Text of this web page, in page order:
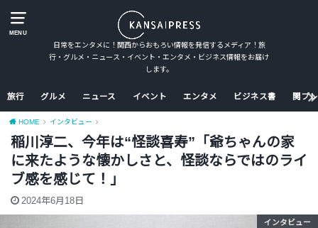
MENU
日常をエンタメに！関西からおもろい情報を発信するメディア！旅
行・グルメ・ニュース・イベント・エンタメ・ビジネス情報をお届け
します。
旅行 グルメ ニュース イベント エンタメ ビジネス書 関プ
HOME インタビュー
稲川淳二、今年は“怪談喜寿”「爺ちゃんの家
に来たような懐かしさと、怪談ならではのライ
ブ感を感じて！」
2024年6月18日
インタビュー